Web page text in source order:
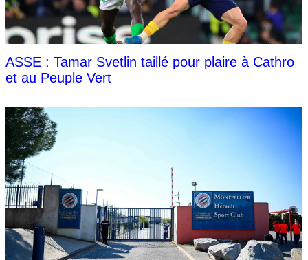
ASSE : Tamar Svetlin taillé pour plaire à Cathro
et au Peuple Vert